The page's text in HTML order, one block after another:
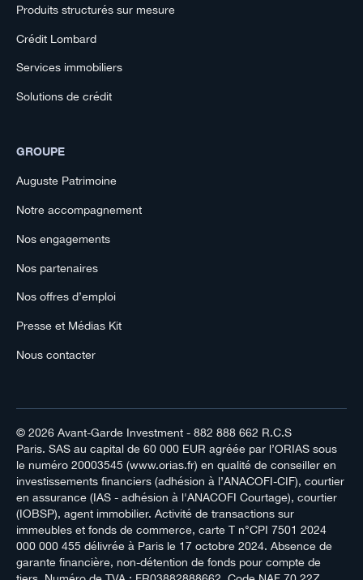
Produits structurés sur mesure
Crédit Lombard
Services immobiliers
Solutions de crédit
GROUPE
Auguste Patrimoine
Notre accompagnement
Nos engagements
Nos partenaires
Nos offres d’emploi
Presse et Médias Kit
Nous contacter
© 2026 Avant-Garde Investment- 882 888 662 R.C.S
Paris. SAS au capital de 60 000 EUR agréée par l’ORIAS sous
le numéro 20003545 (www.orias.fr) en qualité de conseiller en
investissements financiers (adhésion à l’ANACOFI-CIF), courtier
en assurance (IAS - adhésion à l'ANACOFI Courtage), courtier
(IOBSP), agent immobilier. Activité de transactions sur
immeubles et fonds de commerce, carte T n°CPI 7501 2024
000 000 455 délivrée à Paris le 17 octobre 2024. Absence de
garante financière, non-détention de fonds pour compte de